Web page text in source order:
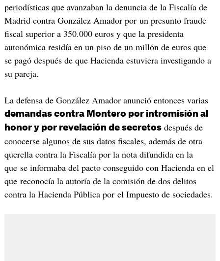
periodísticas que avanzaban la denuncia de la Fiscalía de
Madrid contra González Amador por un presunto fraude
fiscal superior a 350.000 euros y que la presidenta
autonómica residía en un piso de un millón de euros que
se pagó después de que Hacienda estuviera investigando a
su pareja.
La defensa de González Amador anunció entonces varias
demandas contra Montero por intromisión al
honor y por revelación de secretosdespués de
conocerse algunos de sus datos fiscales, además de otra
querella contra la Fiscalía por la nota difundida en la
que se informaba del pacto conseguido con Hacienda en el
que reconocía la autoría de la comisión de dos delitos
contra la Hacienda Pública por el Impuesto de sociedades.